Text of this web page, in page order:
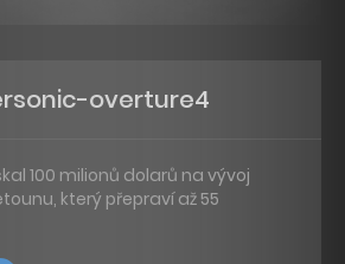
overture4
100 milionů dolarů na vývoj
který přepraví až 55